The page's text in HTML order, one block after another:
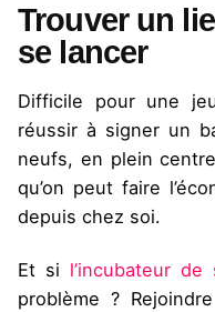
Trouver un
se lancer
Difficile pour une
réussir à signer un
neufs, en plein
qu’on peut faire
depuis chez soi.
Et si l’incubateur de
problème ?